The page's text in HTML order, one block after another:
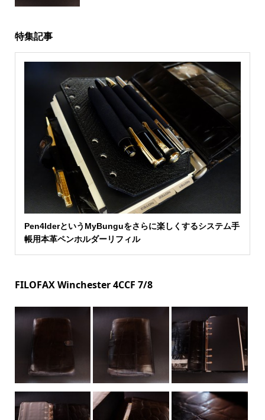
特集記事
Pen4lderというMyBunguをさらに楽しくするシステム手
帳用本革ペンホルダーリフィル
FILOFAX Winchester 4CCF 7/8